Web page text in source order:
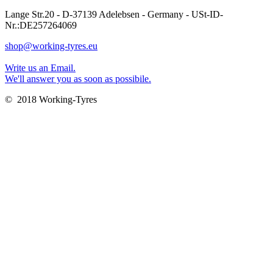
Lange Str.20 - D-37139 Adelebsen - Germany - USt-ID-
Nr.:DE257264069
shop@working-tyres.eu
Write us an Email.
We'll answer you as soon as possibile.
© 2018 Working-Tyres